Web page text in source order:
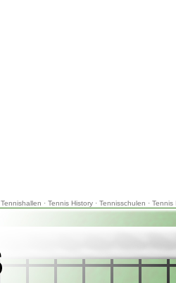
Tennishallen · Tennis History· Tennisschulen · Tennis